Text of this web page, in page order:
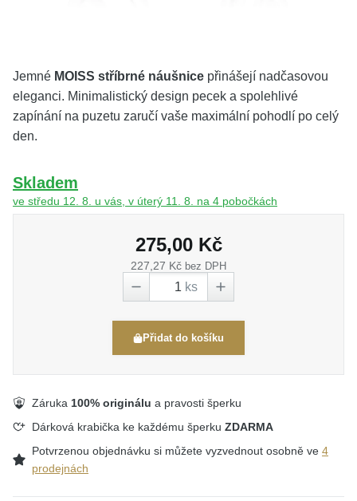
Jemné MOISS stříbrné náušnice přinášejí nadčasovou
eleganci. Minimalistický design pecek a spolehlivé
zapínání na puzetu zaručí vaše maximální pohodlí po celý
den.
Skladem
ve středu 12. 8. u vás, v úterý 11. 8. na 4 pobočkách
275,00 Kč
227,27 Kč bez DPH
ks
Přidat do košíku
Záruka 100% originálu a pravosti šperku
Dárková krabička ke každému šperku ZDARMA
Potvrzenou objednávku si můžete vyzvednout osobně ve 4
prodejnách